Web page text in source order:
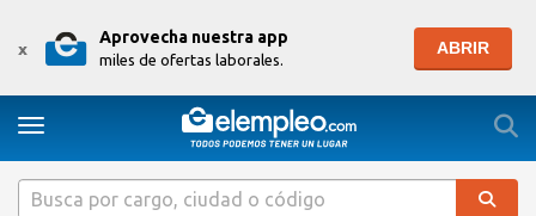
x
Aprovecha nuestra app
miles de ofertas laborales.
ABRIR
Toggle navigation